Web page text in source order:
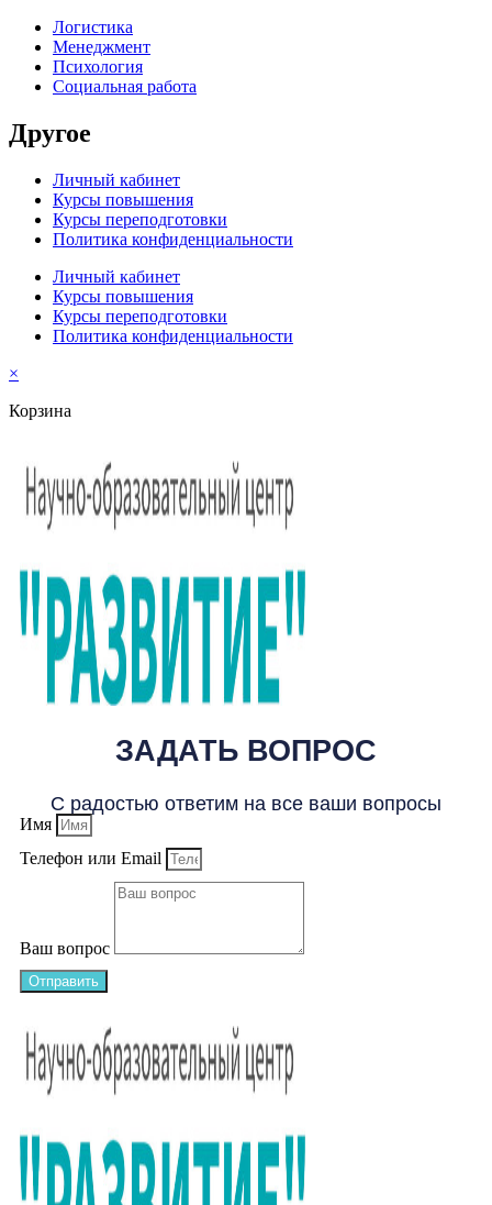
Логистика
Менеджмент
Психология
Социальная работа
Другое
Личный кабинет
Курсы повышения
Курсы переподготовки
Политика конфиденциальности
Личный кабинет
Курсы повышения
Курсы переподготовки
Политика конфиденциальности
×
Корзина
ЗАДАТЬ ВОПРОС
С радостью ответим на все ваши вопросы
Имя
Телефон или Email
Ваш вопрос
Отправить